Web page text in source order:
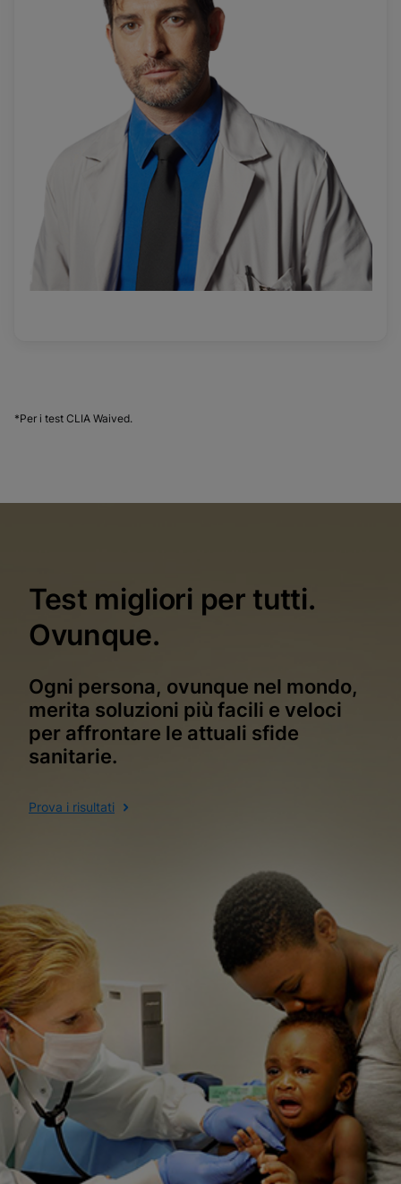
*Per i test CLIA Waived.
Test migliori per tutti.
Ovunque.
Ogni persona, ovunque nel mondo,
merita soluzioni più facili e veloci
per affrontare le attuali sfide
sanitarie.
Prova i risultati